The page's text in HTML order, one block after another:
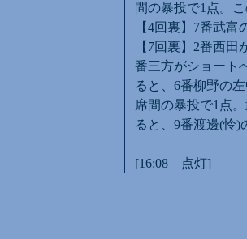
間の暴投で1点。
【4回裏】7番武
【7回裏】2番西
番三方がショート
ると、6番柳野の
席間の暴投で1点
ると、9番渡邊(怜)
[16:08 点灯]